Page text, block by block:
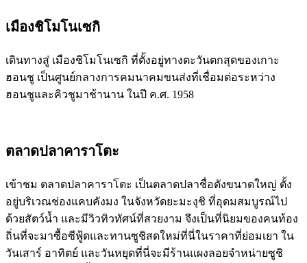
เมืองชิโมโนเซกิ
เดินทางสู่ เมืองชิโมโนเซกิ ที่ตั้งอยู่ทางตะวันตกสุดของเกาะ
ฮอนชู เป็นศูนย์กลางการคมนาคมขนส่งที่เชื่อมต่อระหว่าง
ฮอนชูและคิวชูมาช้านาน ในปี ค.ศ. 1958
ตลาดปลาคาราโตะ
เข้าชม ตลาดปลาคาราโตะ เป็นตลาดปลาชื่อดังขนาดใหญ่ ตั้ง
อยู่บริเวณช่องแคบคังมง ในจังหวัดยะมะงุชิ ที่อุดมสมบูรณ์ไป
ด้วยสัตว์น้ำ และมีวิวทิวทัศน์ที่สวยงาม จึงเป็นที่นิยมของคนท้อง
ถิ่นที่จะมาซื้อซีฟู้ดและทานซูชิสดใหม่ที่นี่ในราคาที่ย่อมเยา ใน
วันเสาร์ อาทิตย์ และวันหยุดที่นี่จะมีร้านแผงลอยจำหน่ายซูชิ